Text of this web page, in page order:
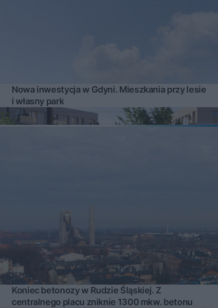
Nowa inwestycja w Gdyni. Mieszkania przy lesie
i własny park
Koniec betonozy w Rudzie Śląskiej. Z
centralnego placu zniknie 1300 mkw. betonu